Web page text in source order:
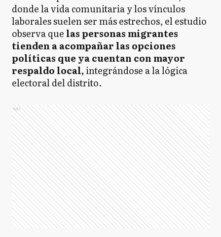
donde la vida comunitaria y los vínculos
laborales suelen ser más estrechos, el estudio
observa que las personas migrantes
tienden a acompañar las opciones
políticas que ya cuentan con mayor
respaldo local, integrándose a la lógica
electoral del distrito.
Ads